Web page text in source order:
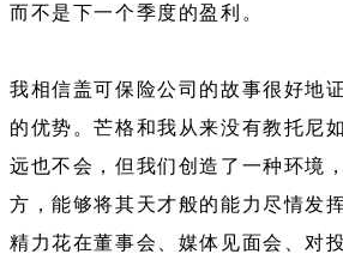
而不是下一个季度的盈利。
我相信盖可保险公司的故事很好地
的优势。芒格和我从来没有教托
远也不会，但我们创造了一种环境
方，能够将其天才般的能力尽情发
精力花在董事会、媒体见面会、对